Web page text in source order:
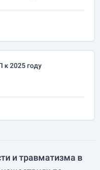
к 2025 году
и травматизма в